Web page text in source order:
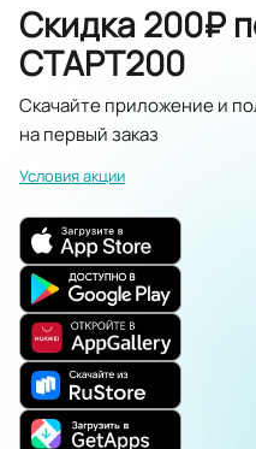
Скидка 200₽
СТАРТ200
Скачайте приложение и
на первый заказ
Условия акции